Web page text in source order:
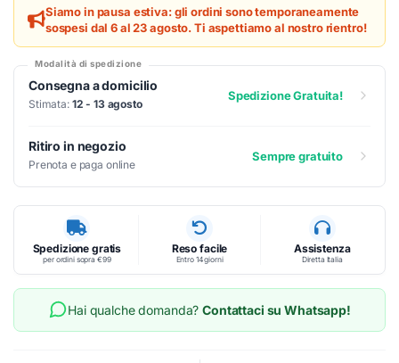
Siamo in pausa estiva: gli ordini sono temporaneamente
sospesi dal 6 al 23 agosto. Ti aspettiamo al nostro rientro!
Modalità di spedizione
Consegna a domicilio
Stimata: 12 - 13 agosto
Spedizione Gratuita!
Ritiro in negozio
Prenota e paga online
Sempre gratuito
Spedizione gratis
per ordini sopra €99
Reso facile
Entro 14 giorni
Assistenza
Diretta Italia
Hai qualche domanda?Contattaci su Whatsapp!